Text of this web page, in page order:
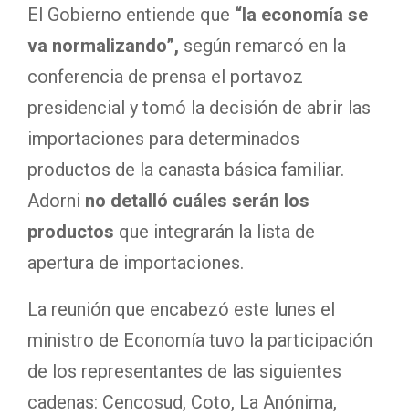
El Gobierno entiende que “la economía se
va normalizando”, según remarcó en la
conferencia de prensa el portavoz
presidencial y tomó la decisión de abrir las
importaciones para determinados
productos de la canasta básica familiar.
Adorni no detalló cuáles serán los
productos que integrarán la lista de
apertura de importaciones.
La reunión que encabezó este lunes el
ministro de Economía tuvo la participación
de los representantes de las siguientes
cadenas: Cencosud, Coto, La Anónima,